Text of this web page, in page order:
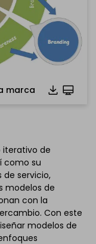
marca
iterativo de
como su
servicio,
modelos de
con la
Con este
modelos de